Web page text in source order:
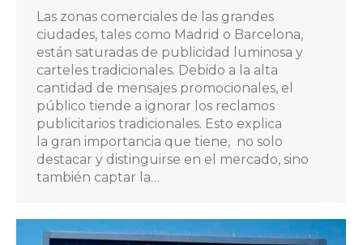
Las zonas comerciales de las grandes
ciudades, tales como Madrid o Barcelona,
están saturadas de publicidad luminosa y
carteles tradicionales. Debido a la alta
cantidad de mensajes promocionales, el
público tiende a ignorar los reclamos
publicitarios tradicionales. Esto explica
la gran importancia que tiene, no solo
destacar y distinguirse en el mercado, sino
también captar la…